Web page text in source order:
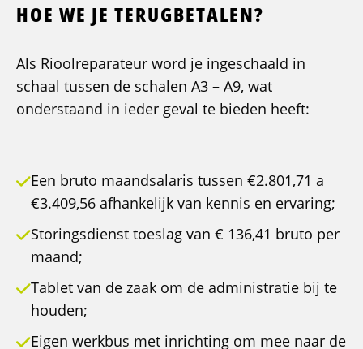
HOE WE JE TERUGBETALEN?
Als Rioolreparateur word je ingeschaald in
schaal tussen de schalen A3 – A9, wat
onderstaand in ieder geval te bieden heeft:
Een bruto maandsalaris tussen €2.801,71 a
€3.409,56 afhankelijk van kennis en ervaring;
Storingsdienst toeslag van € 136,41 bruto per
maand;
Tablet van de zaak om de administratie bij te
houden;
Eigen werkbus met inrichting om mee naar de